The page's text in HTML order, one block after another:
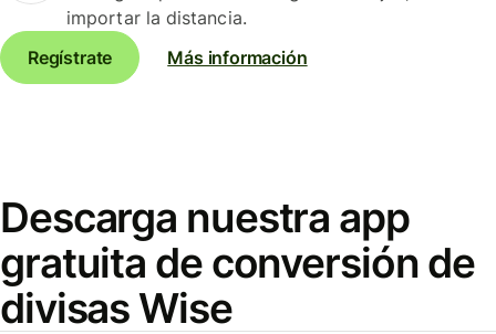
importar la distancia.
Regístrate
Más información
Descarga nuestra app
gratuita de conversión de
divisas Wise